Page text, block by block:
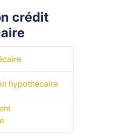
crédit
hypothécaire